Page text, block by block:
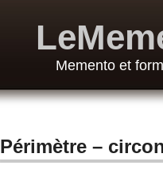
Memento et
Périmètre –